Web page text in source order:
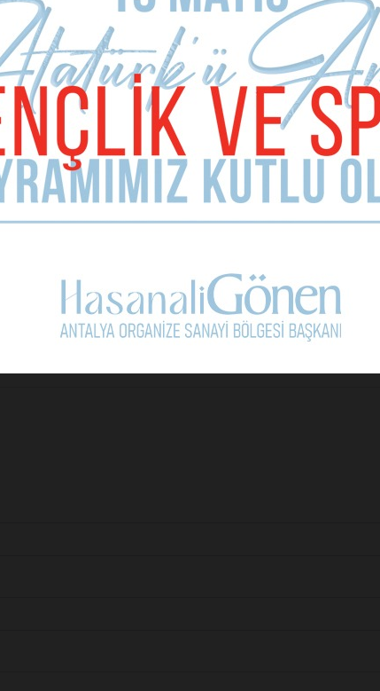
dille aktarırsa hepimiz o siyasetçinin yanında olmalıyız.
gereken bir cennettir.
şartıdır.
ise seçimin kaderi de buna göre şekillenecektir. Kim kazanır
olacaktır…
Sonraki Makale